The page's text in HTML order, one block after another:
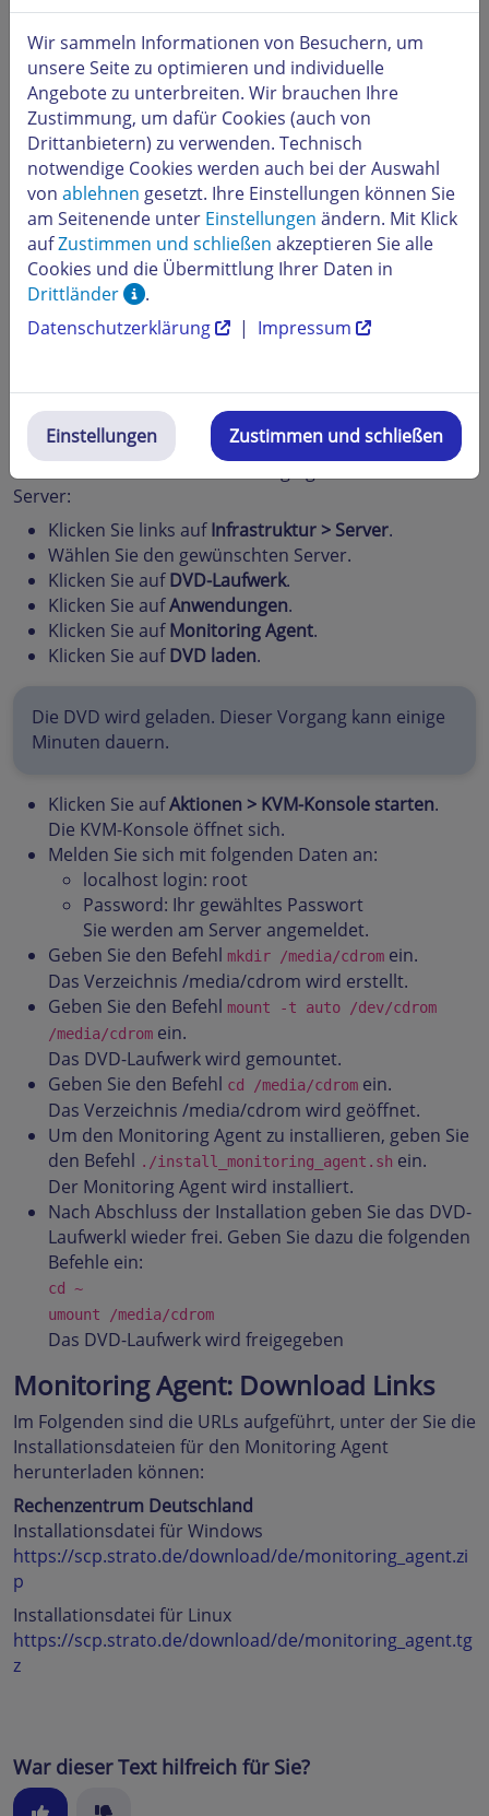
So schalten Sie die Datei- und Druckerfreigabe in der
Windows-Firewall frei:
Klicken Sie auf der Startseite aufSystemsteuerung
Klicken Sie aufSystem und Sicherheit.
Klicken Sie auf Windows-Firewall.
Klicken Sie aufErweiterte Einstellungen
Klicken Sie aufEingehende Regeln.
Aktivieren Sie die RegelDatei- und Druckerfreigabe
(Echoanforderung - ICMPv4-eingehend).
Monitoring Agent auf einem Linux-
Server installieren
Hier erfahren Sie, wie Sie den Monitoring Agent auf
einem Linux-Betriebssystem installieren, um
Informationen zum freien Festplattenspeicher oder zu
laufenden Prozessen abzurufen.
Server:
Klicken Sie links aufInfrastruktur > Server.
Wählen Sie den gewünschten Server.
Klicken Sie aufDVD-Laufwerk.
Klicken Sie aufAnwendungen.
Klicken Sie aufMonitoring Agent.
Klicken Sie aufDVD laden.
Die DVD wird geladen. Dieser Vorgang kann einige
Minuten dauern.
Klicken Sie aufAktionen > KVM-Konsole starten.
Die KVM-Konsole öffnet sich.
Melden Sie sich mit folgenden Daten an:
localhost login: root
Password: Ihr gewähltes Passwort
Sie werden am Server angemeldet.
Geben Sie den Befehl mkdir /media/cdrom ein.
Das Verzeichnis /media/cdrom wird erstellt.
Geben Sie den Befehl mount -t auto /dev/cdrom
/media/cdrom ein.
Das DVD-Laufwerk wird gemountet.
Geben Sie den Befehl cd /media/cdrom ein.
Das Verzeichnis /media/cdrom wird geöffnet.
Um den Monitoring Agent zu installieren, geben Sie
den Befehl ./install_monitoring_agent.sh ein.
Der Monitoring Agent wird installiert.
Nach Abschluss der Installation geben Sie das DVD-
Laufwerkl wieder frei. Geben Sie dazu die folgenden
Befehle ein:
cd ~
umount /media/cdrom
Das DVD-Laufwerk wird freigegeben
Monitoring Agent: Download Links
Im Folgenden sind die URLs aufgeführt, unter der Sie die
Installationsdateien für den Monitoring Agent
herunterladen können:
Rechenzentrum Deutschland
Installationsdatei für Windows
https://scp.strato.de/download/de/monitoring_agent.zi
p
Installationsdatei für Linux
https://scp.strato.de/download/de/monitoring_agent.tg
z
War dieser Text hilfreich für Sie?
Wir sammeln Informationen von Besuchern, um
unsere Seite zu optimieren und individuelle
Angebote zu unterbreiten. Wir brauchen Ihre
Zustimmung, um dafür Cookies (auch von
Drittanbietern) zu verwenden. Technisch
notwendige Cookies werden auch bei der Auswahl
von ablehnen gesetzt. Ihre Einstellungen können Sie
am Seitenende unter Einstellungen ändern. Mit Klick
aufZustimmen und schließen akzeptieren Sie alle
Cookies und die Übermittlung Ihrer Daten in
Drittländer
.
Datenschutzerklärung
| Impressum
Einstellungen Zustimmen und schließen